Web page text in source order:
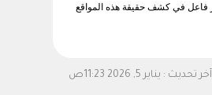
فاعل في كشف حقيقة هذه المواقع
آخر تحديث : يناير 5, 2026 11:23ص